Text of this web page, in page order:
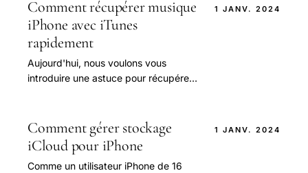
créer.
Comment récupérer musique
iPhone avec iTunes
rapidement
Aujourd'hui, nous voulons vous
introduire une astuce pour récupérer
envoûte.
1 JANV. 2024
Comment gérer stockage
iCloud pour iPhone
Comme un utilisateur iPhone de 16
1 JANV. 2024